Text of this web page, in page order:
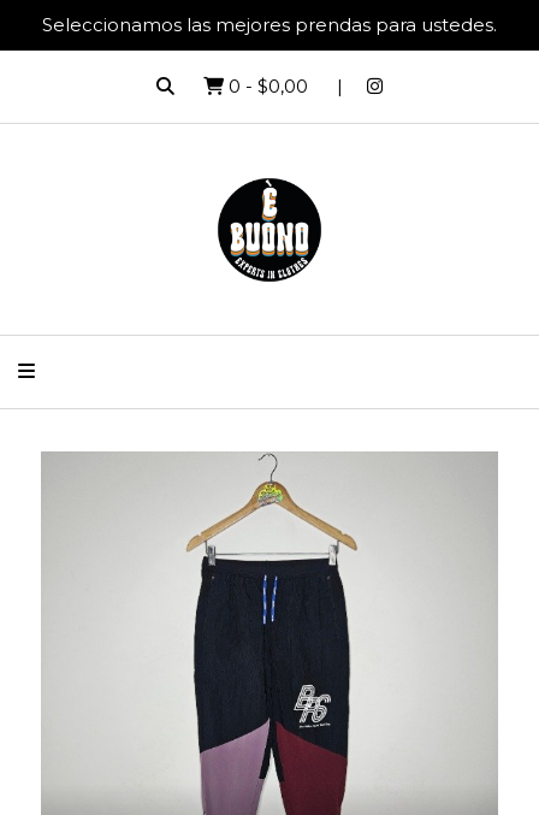
Seleccionamos las mejores prendas para ustedes.
0 - $0,00